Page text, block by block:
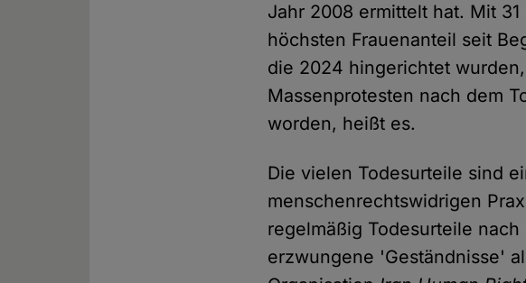
Jahr 2008 ermittelt hat. Mit
höchsten Frauenanteil seit
die 2024 hingerichtet
Massenprotesten nach dem
worden, heißt es.
Die vielen Todesurteile sind
menschenrechtswidrigen
regelmäßig Todesurteile
erzwungene 'Geständnisse'